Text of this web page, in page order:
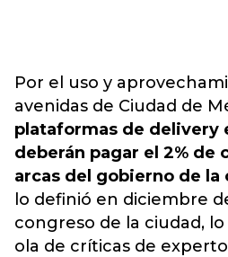
Por el uso y
avenidas de Ciudad de
plataformas de delivery
deberán pagar el 2% de
arcas del gobierno de la
lo definió en diciembre
congreso de la ciudad,
ola de críticas de